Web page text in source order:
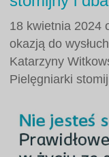
18 kwietnia 2024
okazją do
Katarzyny
Pielęgniarki